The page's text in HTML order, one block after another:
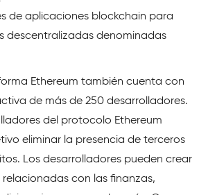
de aplicaciones blockchain para
descentralizadas denominadas
Ethereum también cuenta con
de más de 250 desarrolladores.
del protocolo Ethereum
eliminar la presencia de terceros
Los desarrolladores pueden crear
con las finanzas,